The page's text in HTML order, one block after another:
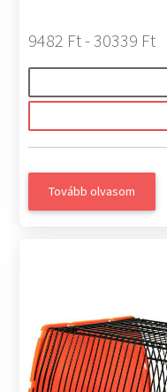
9482 Ft - 30339 Ft
Tovább olvasom